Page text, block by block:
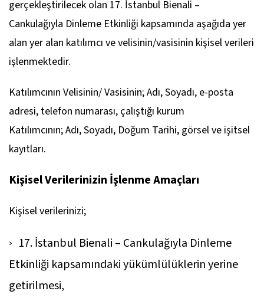
gerçekleştirilecek olan 17. İstanbul Bienali –
Cankulağıyla Dinleme Etkinliği kapsamında aşağıda yer
alan yer alan katılımcı ve velisinin/vasisinin kişisel verileri
işlenmektedir.
Katılımcının Velisinin/ Vasisinin; Adı, Soyadı, e-posta
adresi, telefon numarası, çalıştığı kurum
Katılımcının; Adı, Soyadı, Doğum Tarihi, görsel ve işitsel
kayıtları.
Kişisel Verilerinizin İşlenme Amaçları
Kişisel verilerinizi;
17. İstanbul Bienali – Cankulağıyla Dinleme
Etkinliği kapsamındaki yükümlülüklerin yerine
getirilmesi,